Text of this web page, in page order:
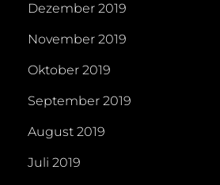
Dezember 2019
November 2019
Oktober 2019
September 2019
August 2019
Juli 2019